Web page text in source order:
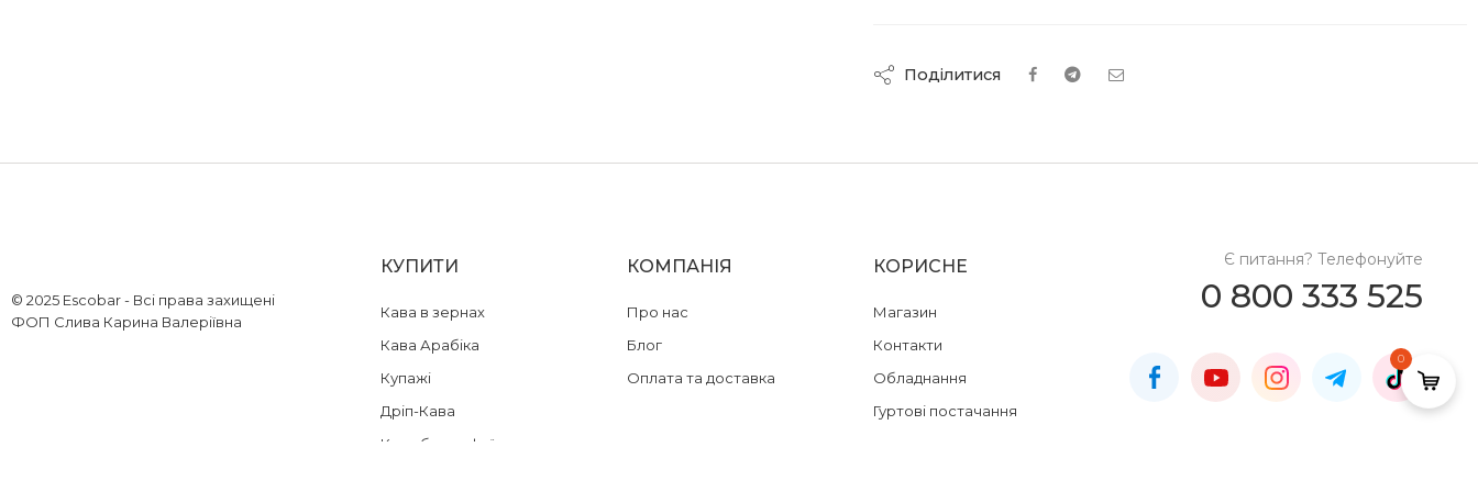
Поділитися
© 2025 Escobar - Всі права захищені
ФОП Слива Карина Валеріївна
КУПИТИ
Кава в зернах
Кава Арабіка
Купажі
Дріп-Кава
Кава без кофеїну
КОМПАНІЯ
Про нас
Блог
Оплата та доставка
КОРИСНЕ
Магазин
Контакти
Обладнання
Гуртові постачання
Є питання? Телефонуйте
0 800 333 525
0